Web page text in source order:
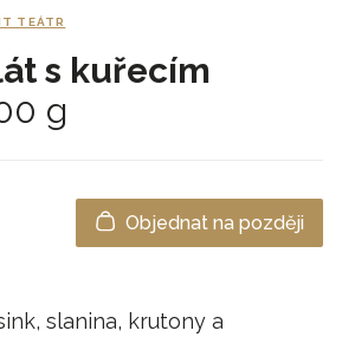
TEÁTR
s kuřecím
g
Objednat na později
slanina, krutony a